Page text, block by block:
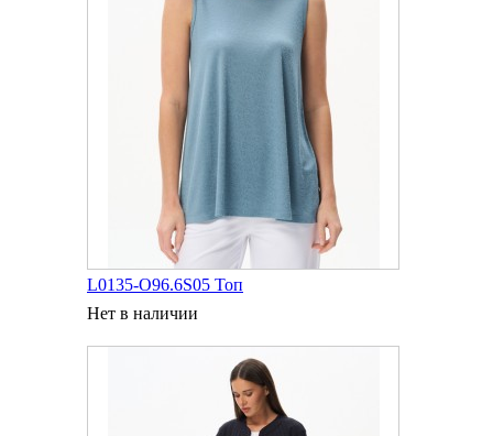
L0135-O96.6S05 Топ
Нет в наличии